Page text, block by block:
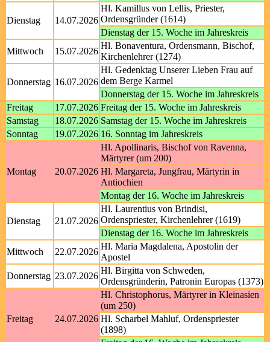
Dienstag 14.07.2026
Hl. Kamillus von Lellis, Priester,
Ordensgründer (1614)
Dienstag der 15. Woche im Jahreskreis
Mittwoch
15.07.2026
Hl. Bonaventura, Ordensmann, Bischof,
Kirchenlehrer (1274)
Donnerstag 16.07.2026
Hl. Gedenktag Unserer Lieben Frau auf
dem Berge Karmel
Donnerstag der 15. Woche im Jahreskreis
Freitag
17.07.2026 Freitag der 15. Woche im Jahreskreis
Samstag
18.07.2026 Samstag der 15. Woche im Jahreskreis
Sonntag
19.07.2026 16. Sonntag im Jahreskreis
Montag 20.07.2026
Hl. Apollinaris, Bischof von Ravenna,
Märtyrer (um 200)
Hl. Margareta, Jungfrau, Märtyrin in
Antiochien
Montag der 16. Woche im Jahreskreis
Dienstag 21.07.2026
Hl. Laurentius von Brindisi,
Ordenspriester, Kirchenlehrer (1619)
Dienstag der 16. Woche im Jahreskreis
Mittwoch
22.07.2026
Hl. Maria Magdalena, Apostolin der
Apostel
Donnerstag 23.07.2026
Hl. Birgitta von Schweden,
Ordensgründerin, Patronin Europas (1373)
Freitag 24.07.2026
Hl. Christophorus, Märtyrer in Kleinasien
(um 250)
Hl. Scharbel Mahluf, Ordenspriester
(1898)